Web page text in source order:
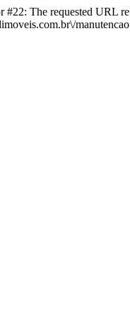
The requested URL